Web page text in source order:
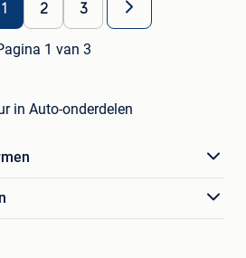
1 2 3
1 van 3
in Auto-onderdelen